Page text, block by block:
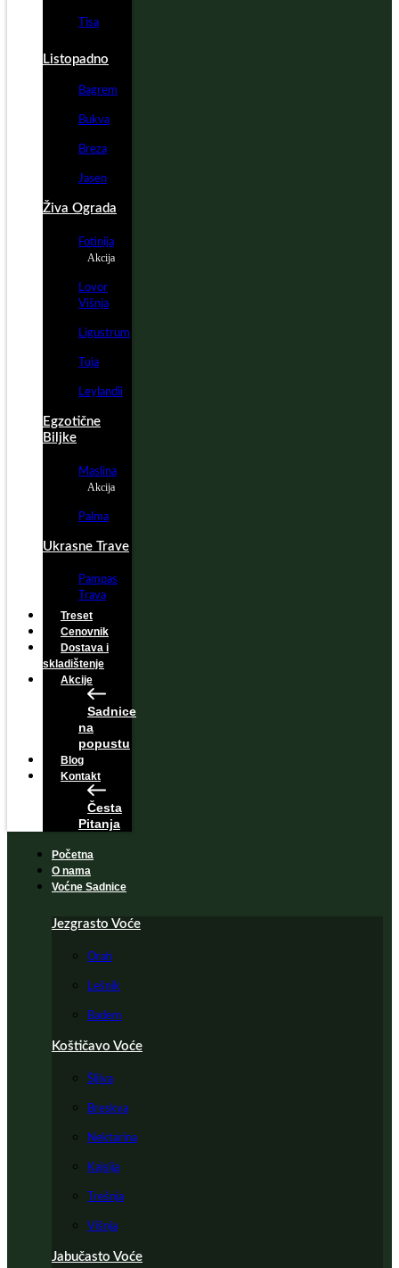
Tisa
Listopadno
Bagrem
Bukva
Breza
Jasen
Živa Ograda
Fotinija
Akcija
Lovor
Višnja
Ligustrum
Tuja
Leylandii
Egzotične
Biljke
Maslina
Akcija
Palma
Ukrasne Trave
Pampas
Trava
Treset
Cenovnik
Dostava i
skladištenje
Akcije
Sadnice
na
popustu
Blog
Kontakt
Česta
Pitanja
Početna
O nama
Voćne Sadnice
Jezgrasto Voće
Orah
Lešnik
Badem
Koštičavo Voće
Šljiva
Breskva
Nektarina
Kajsija
Trešnja
Višnja
Jabučasto Voće